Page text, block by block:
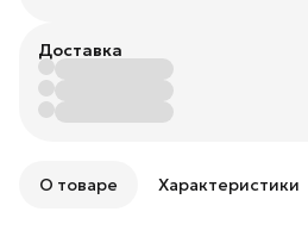
Доставка
О товаре Характеристики